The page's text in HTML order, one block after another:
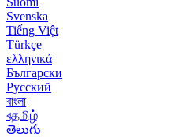
Svenska
Tiếng Việt
Türkçe
ελληνικά
Български
Русский
বাংলা
বதமிழ்
తెలుగు